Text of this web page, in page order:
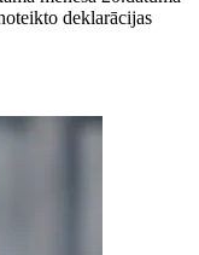
deklarācijas